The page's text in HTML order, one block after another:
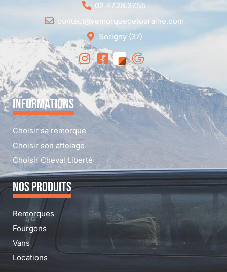
02.47.28.37.55
contact@remorquedetouraine.com
Sorigny (37)
INFORMATIONS
Choisir sa remorque
Choisir son attelage
Choisir Cheval Liberté
NOS PRODUITS
Remorques
Fourgons
Vans
Locations